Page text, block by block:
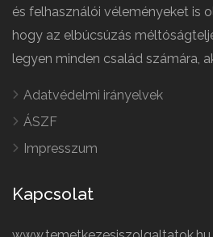
és felhasználói véleményeket is
hogy az elbúcsúzás
legyen minden család számára,
Adatvédelmi irányelvek
ÁSZF
Impresszum
Kapcsolat